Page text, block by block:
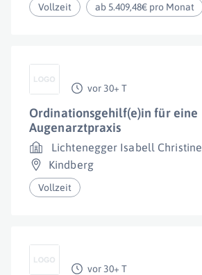
Vollzeit ab 5.409,48€ pro Monat
vor 30+ T
Ordinationsgehilf(e)in für eine
Augenarztpraxis
Lichtenegger Isabell Christine
Kindberg
Vollzeit
vor 30+ T